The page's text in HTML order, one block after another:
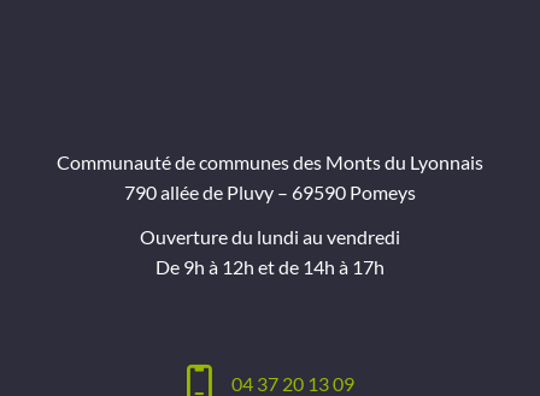
Communauté de communes des Monts du Lyonnais
790 allée de Pluvy – 69590 Pomeys
Ouverture du lundi au vendredi
De 9h à 12h et de 14h à 17h
04 37 20 13 09